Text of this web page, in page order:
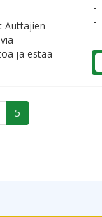
Auttajien
ja estää
5